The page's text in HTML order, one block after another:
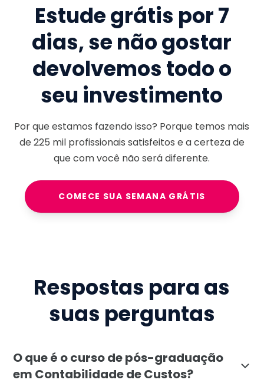
Estude grátis por 7
dias, se não gostar
devolvemos todo o
seu investimento
Por que estamos fazendo isso? Porque temos mais
de225 milprofissionais satisfeitos e a certeza de
que com você não será diferente.
COMECE SUA SEMANA GRÁTIS
Respostas para as
suas perguntas
O que é o curso de pós-graduação
em Contabilidade de Custos?